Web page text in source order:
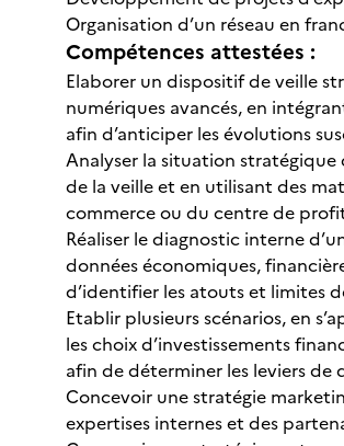
Organisation d’un réseau en
Compétences attestées :
Elaborer un dispositif de veille
numériques avancés, en
afin d’anticiper les évolutions
Analyser la situation stratégique
de la veille et en utilisant des
commerce ou du centre de
Réaliser le diagnostic interne
données économiques,
d’identifier les atouts et limites
Etablir plusieurs scénarios, en
les choix d’investissements
afin de déterminer les leviers
Concevoir une stratégie
expertises internes et des